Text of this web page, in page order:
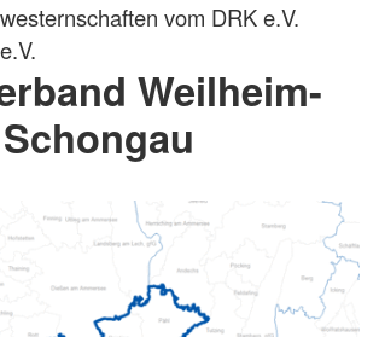
vom DRK e.V.
Weilheim-
Schongau